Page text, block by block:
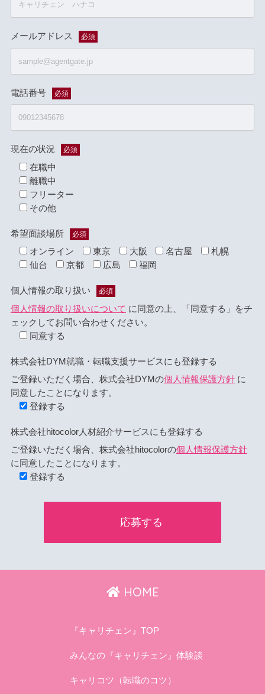
メールアドレス 必須
電話番号 必須
現在の状況 必須
在職中
離職中
フリーター
その他
希望面談場所 必須
オンライン 東京 大阪 名古屋
札幌
仙台
京都 広島 福岡
個人情報の取り扱い 必須
個人情報の取り扱いについて に同意の上、「同意する」をチ
ェックしてお問い合わせください。
同意する
株式会社DYM就職・転職支援サービスにも登録する
ご登録いただく場合、株式会社DYMの個人情報保護方針に
同意したことになります。
登録する
株式会社hitocolor人材紹介サービスにも登録する
ご登録いただく場合、株式会社hitocolorの個人情報保護方針
に同意したことになります。
登録する
HOME
『キャリチェン』TOP
みんなの『キャリチェン』体験談
キャリコツ（転職のコツ）